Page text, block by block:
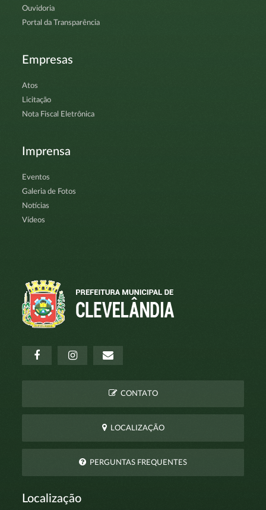
Ouvidoria
Portal da Transparência
Empresas
Atos
Licitação
Nota Fiscal Eletrônica
Imprensa
Eventos
Galeria de Fotos
Notícias
Vídeos
CONTATO
LOCALIZAÇÃO
PERGUNTAS FREQUENTES
Localização